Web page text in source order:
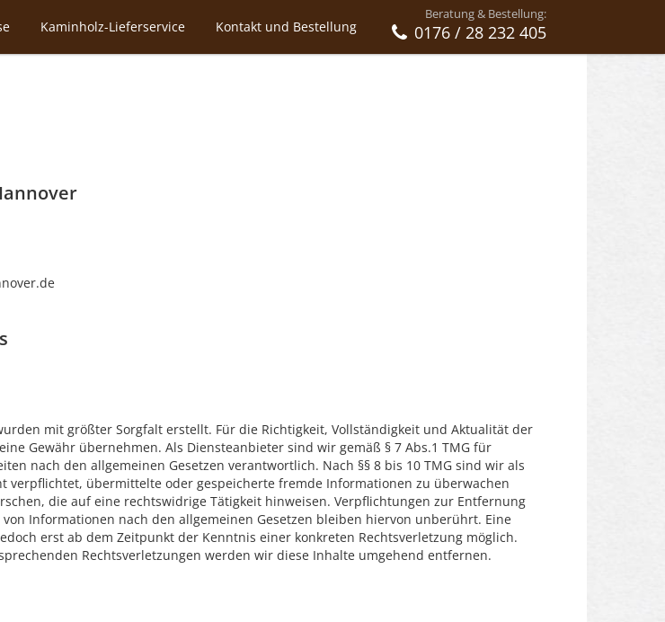
Beratung & Bestellung:
0176 / 28 232 405
Kaminholz-Lieferservice Kontakt und Bestellung
mit größter Sorgfalt erstellt. Für die Richtigkeit, Vollständigkeit und Aktualität der
Gewähr übernehmen. Als Diensteanbieter sind wir gemäß § 7 Abs.1 TMG für
nach den allgemeinen Gesetzen verantwortlich. Nach §§ 8 bis 10 TMG sind wir als
verpflichtet, übermittelte oder gespeicherte fremde Informationen zu überwachen
die auf eine rechtswidrige Tätigkeit hinweisen. Verpflichtungen zur Entfernung
Informationen nach den allgemeinen Gesetzen bleiben hiervon unberührt. Eine
erst ab dem Zeitpunkt der Kenntnis einer konkreten Rechtsverletzung möglich.
Rechtsverletzungen werden wir diese Inhalte umgehend entfernen.